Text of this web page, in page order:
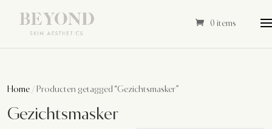
0 items
Home / Producten getagged “Gezichtsmasker”
Gezichtsmasker